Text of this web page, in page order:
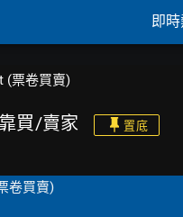
即
(票卷買賣)
買/賣家 置底
卷買賣)